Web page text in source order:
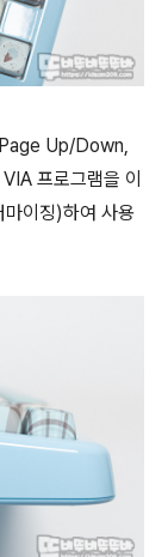
Up/Down,
프로그램을 이
마이징)하여 사용